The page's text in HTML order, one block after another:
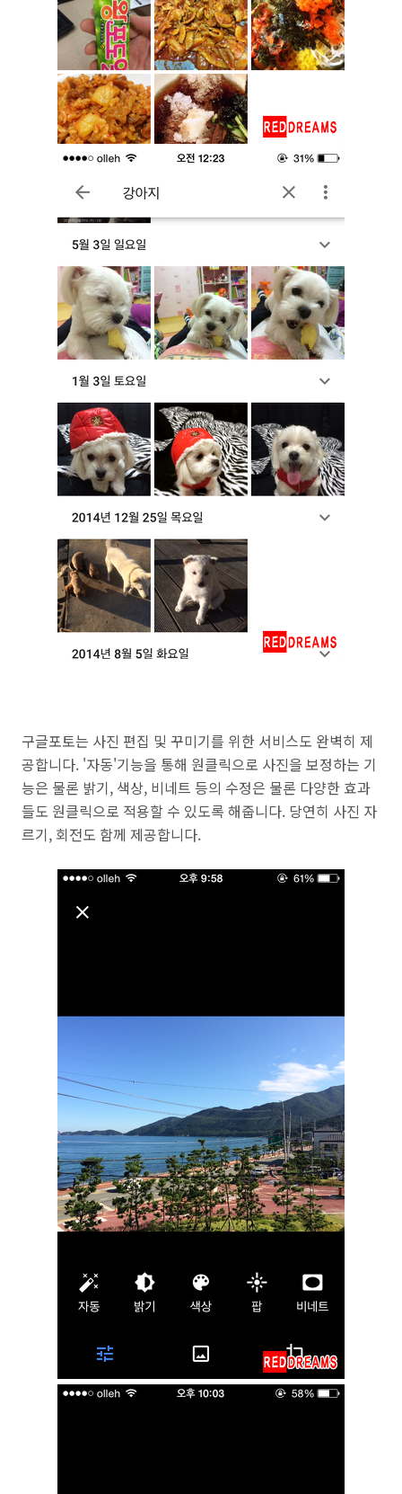
구글포토는 사진 편집 및 꾸미기를 위한 서비스도 완벽히 제
공합니다. '자동'기능을 통해 원클릭으로 사진을 보정하는 기
능은 물론 밝기, 색상, 비네트 등의 수정은 물론 다양한 효과
들도 원클릭으로 적용할 수 있도록 해줍니다. 당연히 사진 자
르기, 회전도 함께 제공합니다.